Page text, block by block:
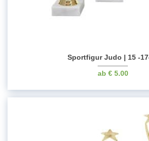
Sportfigur Judo | 15 -
€5.00